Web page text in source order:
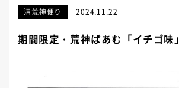
清荒神便り 2024.11.22
期間限定・荒神ばあむ「イチゴ味」